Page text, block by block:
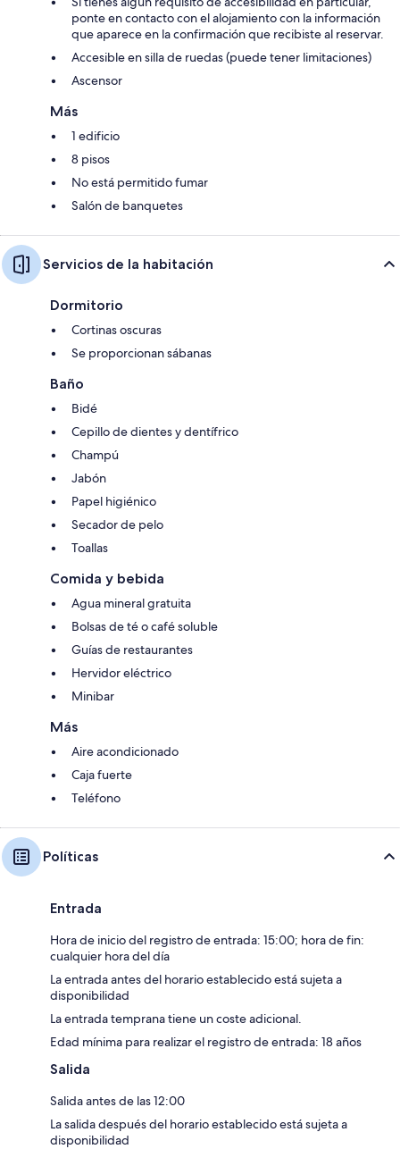
ponte en contacto con el alojamiento con la información
que aparece en la confirmación que recibiste al reservar.
Accesible en silla de ruedas (puede tener limitaciones)
Ascensor
Más
1 edificio
8 pisos
No está permitido fumar
Salón de banquetes
Servicios de la habitación
Dormitorio
Cortinas oscuras
Se proporcionan sábanas
Baño
Bidé
Cepillo de dientes y dentífrico
Champú
Jabón
Papel higiénico
Secador de pelo
Toallas
Comida y bebida
Agua mineral gratuita
Bolsas de té o café soluble
Guías de restaurantes
Hervidor eléctrico
Minibar
Más
Aire acondicionado
Caja fuerte
Teléfono
Políticas
Entrada
Hora de inicio del registro de entrada: 15:00; hora de fin:
cualquier hora del día
La entrada antes del horario establecido está sujeta a
disponibilidad
La entrada temprana tiene un coste adicional.
Edad mínima para realizar el registro de entrada: 18 años
Salida
Salida antes de las 12:00
La salida después del horario establecido está sujeta a
disponibilidad